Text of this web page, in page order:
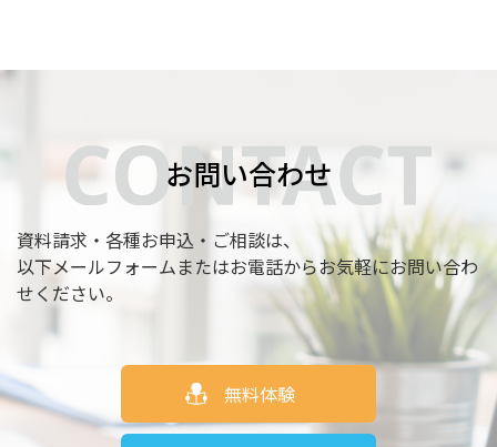
お問い合わせ
資料請求・各種お申込・ご相談は、
以下メールフォームまたはお電話からお気軽にお問い合わ
せください。
無料体験